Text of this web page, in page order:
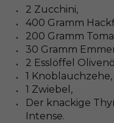
2 Zucchini,
400 Gramm
200 Gramm
30 Gramm
2 Esslöffel
1 Knoblauchzehe,
1 Zwiebel,
Der knackige
Intense.